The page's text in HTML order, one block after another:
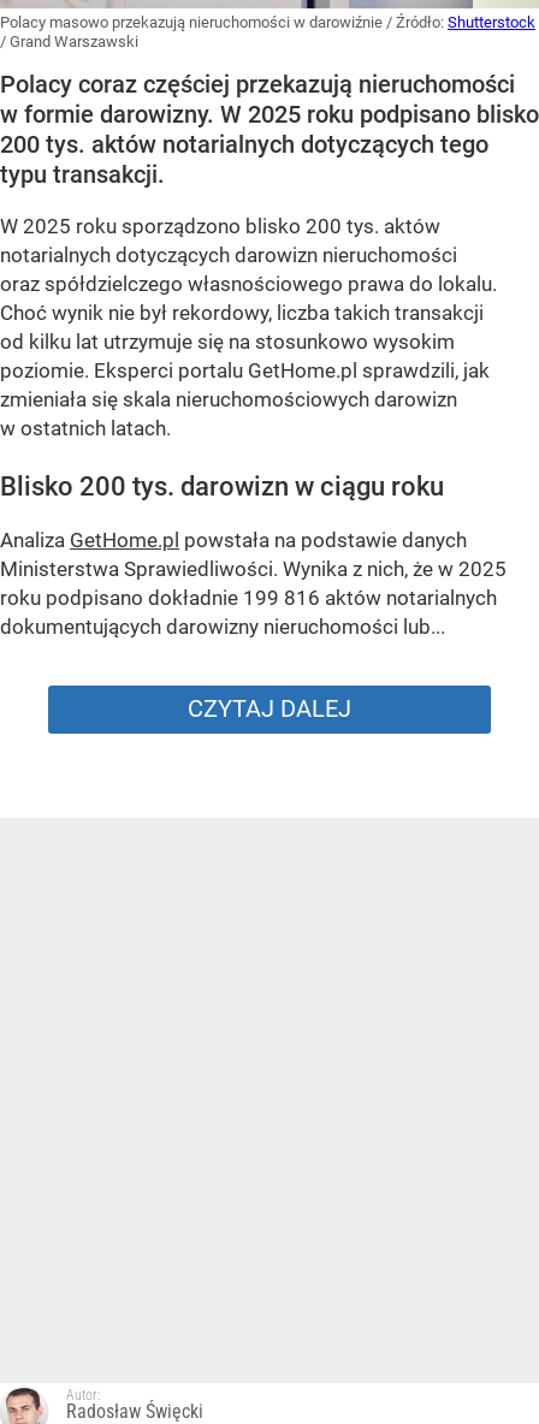
Polacy masowo przekazują nieruchomości w darowiźnie / Źródło: Shutterstock
/ Grand Warszawski
Polacy coraz częściej przekazują nieruchomości
w formie darowizny. W 2025 roku podpisano blisko
200 tys. aktów notarialnych dotyczących tego
typu transakcji.
W 2025 roku sporządzono blisko 200 tys. aktów
notarialnych dotyczących darowizn nieruchomości
oraz spółdzielczego własnościowego prawa do lokalu.
Choć wynik nie był rekordowy, liczba takich transakcji
od kilku lat utrzymuje się na stosunkowo wysokim
poziomie. Eksperci portalu GetHome.pl sprawdzili, jak
zmieniała się skala nieruchomościowych darowizn
w ostatnich latach.
Blisko 200 tys. darowizn w ciągu roku
Analiza GetHome.pl powstała na podstawie danych
Ministerstwa Sprawiedliwości. Wynika z nich, że w 2025
roku podpisano dokładnie 199 816 aktów notarialnych
dokumentujących darowizny nieruchomości lub...
CZYTAJ DALEJ
Autor:
Radosław Święcki